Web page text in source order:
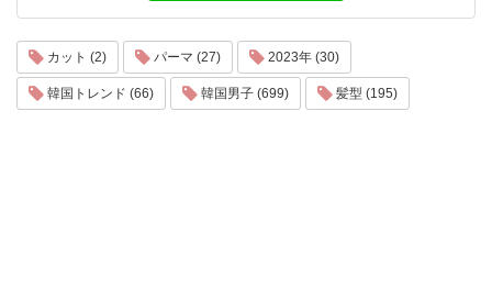
カット (2) パーマ (27) 2023年 (30)
韓国トレンド (66) 韓国男子 (699) 髪型 (195)